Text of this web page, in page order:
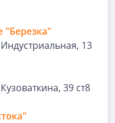
"Березка"
13
39 ст8